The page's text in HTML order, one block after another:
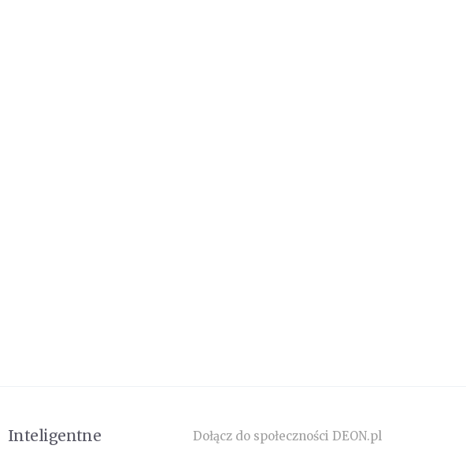
Inteligentne Dołącz do społeczności DEON.pl